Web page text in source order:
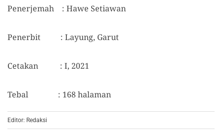
Penerjemah : Hawe Setiawan
Penerbit : Layung, Garut
Cetakan : I, 2021
Tebal : 168 halaman
Editor: Redaksi